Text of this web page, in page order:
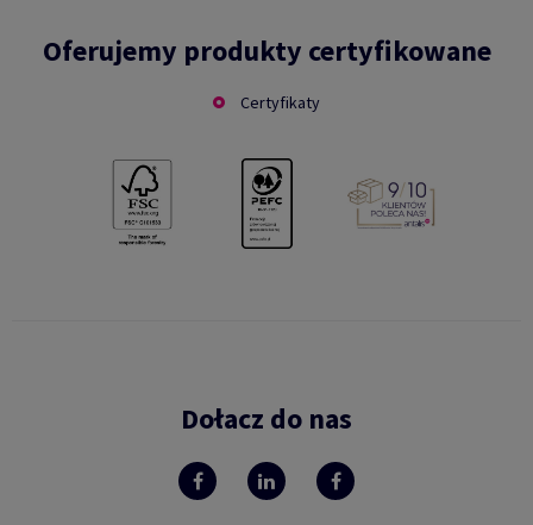
Oferujemy produkty certyfikowane
Certyfikaty
Dołacz do nas